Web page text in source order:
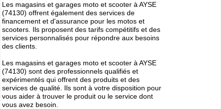
»
Envie de se mesurer aux autre ? toutes les infos sur la
compétition moto
Espace professionnelsMOTO
Les magasins et garages moto et scooter à AYSE
(74130) offrent également des services de
financement et d'assurance pour les motos et
scooters. Ils proposent des tarifs compétitifs et des
services personnalisés pour répondre aux besoins
des clients.
Les magasins et garages moto et scooter à AYSE
(74130) sont des professionnels qualifiés et
expérimentés qui offrent des produits et des
services de qualité. Ils sont à votre disposition pour
vous aider à trouver le produit ou le service dont
vous avez besoin.